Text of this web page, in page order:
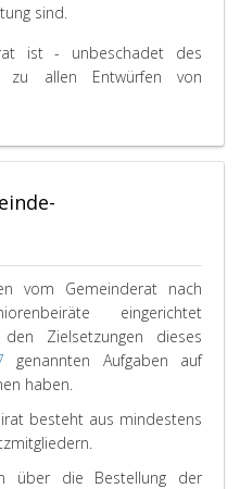
sind.
ist - unbeschadet des
allen Entwürfen von
vom Gemeinderat nach
eingerichtet
Zielsetzungen dieses
genannten Aufgaben auf
haben.
besteht aus mindestens
über die Bestellung der